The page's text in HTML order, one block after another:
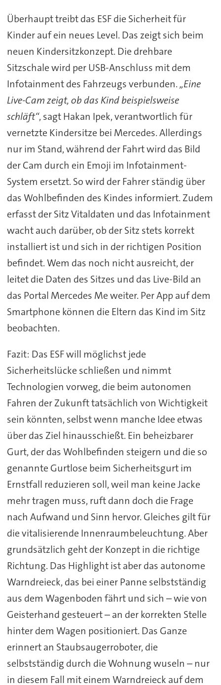
Überhaupt treibt das ESF die Sicherheit für
Kinder auf ein neues Level. Das zeigt sich beim
neuen Kindersitzkonzept. Die drehbare
Sitzschale wird per USB-Anschluss mit dem
Infotainment des Fahrzeugs verbunden.„Eine
Live-Cam zeigt, ob das Kind beispielsweise
schläft“, sagt Hakan Ipek, verantwortlich für
vernetzte Kindersitze bei Mercedes. Allerdings
nur im Stand, während der Fahrt wird das Bild
der Cam durch ein Emoji im Infotainment-
System ersetzt. So wird der Fahrer ständig über
das Wohlbefinden des Kindes informiert. Zudem
erfasst der Sitz Vitaldaten und das Infotainment
wacht auch darüber, ob der Sitz stets korrekt
installiert ist und sich in der richtigen Position
befindet. Wem das noch nicht ausreicht, der
leitet die Daten des Sitzes und das Live-Bild an
das Portal Mercedes Me weiter. Per App auf dem
Smartphone können die Eltern das Kind im Sitz
beobachten.
Fazit: Das ESF will möglichst jede
Sicherheitslücke schließen und nimmt
Technologien vorweg, die beim autonomen
Fahren der Zukunft tatsächlich von Wichtigkeit
sein könnten, selbst wenn manche Idee etwas
über das Ziel hinausschießt. Ein beheizbarer
Gurt, der das Wohlbefinden steigern und die so
genannte Gurtlose beim Sicherheitsgurt im
Ernstfall reduzieren soll, weil man keine Jacke
mehr tragen muss, ruft dann doch die Frage
nach Aufwand und Sinn hervor. Gleiches gilt für
die vitalisierende Innenraumbeleuchtung. Aber
grundsätzlich geht der Konzept in die richtige
Richtung. Das Highlight ist aber das autonome
Warndreieck, das bei einer Panne selbstständig
aus dem Wagenboden fährt und sich – wie von
Geisterhand gesteuert – an der korrekten Stelle
hinter dem Wagen positioniert. Das Ganze
erinnert an Staubsaugerroboter, die
selbstständig durch die Wohnung wuseln – nur
in diesem Fall mit einem Warndreieck auf dem